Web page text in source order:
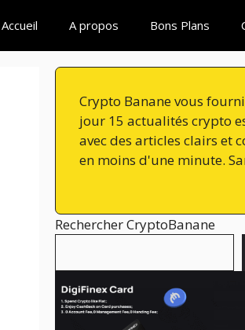
Accueil A propos Bons Plans
Crypto Banane vous
jour 15 actualités crypto
avec des articles clairs et
en moins d'une minute.
Rechercher CryptoBanane